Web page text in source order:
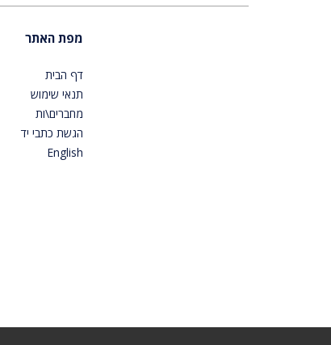
מפת האתר
דף הבית
תנאי שימוש
מחברים\ות
הגשת כתבי יד
English